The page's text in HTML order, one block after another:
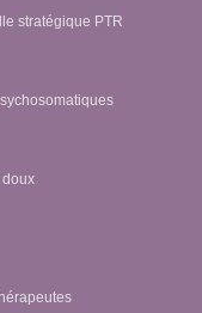
stratégique PTR
doux